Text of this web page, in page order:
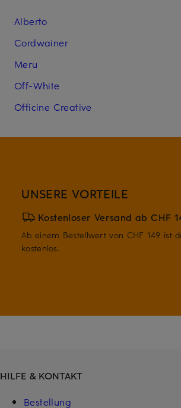
Alberto
Cordwainer
Meru
Off-White
Officine Creative
UNSERE VORTEILE
Kostenloser Versand ab CHF
Ab einem Bestellwert von CHF 149 ist
kostenlos.
HILFE & KONTAKT
Bestellung